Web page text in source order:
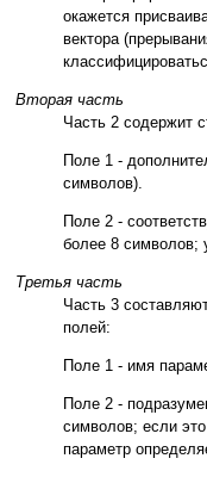
окажется
вектора
Вторая часть
Часть 2 содержит
Поле 1 -
символов).
Поле 2 -
более 8 символов;
Третья часть
Часть 3
полей:
Поле 1 - имя
Поле 2 -
символов; если
параметр